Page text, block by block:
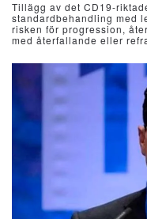
Tillägg av det CD19-
standardbehandling med
risken för progression,
med återfallande eller